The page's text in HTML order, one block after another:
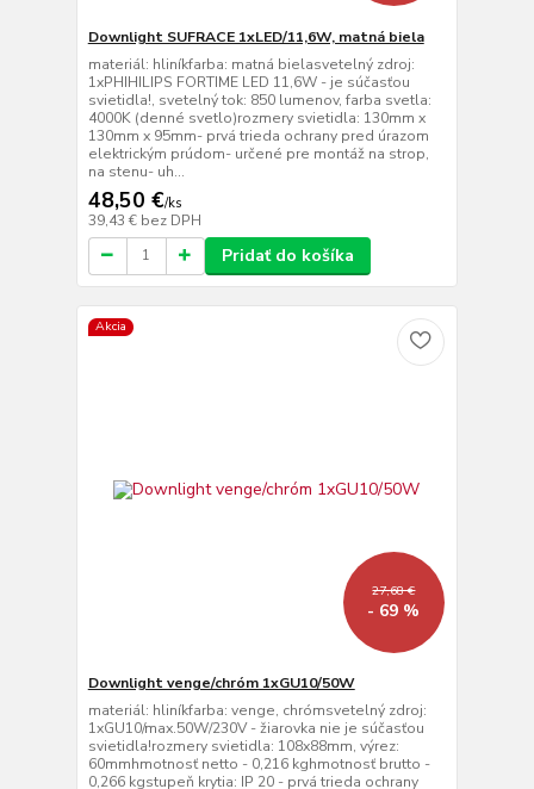
Downlight SUFRACE 1xLED/11,6W, matná biela
materiál: hliníkfarba: matná bielasvetelný zdroj:
1xPHIHILIPS FORTIME LED 11,6W - je súčasťou
svietidla!, svetelný tok: 850 lumenov, farba svetla:
4000K (denné svetlo)rozmery svietidla: 130mm x
130mm x 95mm- prvá trieda ochrany pred úrazom
elektrickým prúdom- určené pre montáž na strop,
na stenu- uh...
48,50 €/ks
39,43 € bez DPH
Pridať do košíka
Akcia
27,68 €
- 69 %
Downlight venge/chróm 1xGU10/50W
materiál: hliníkfarba: venge, chrómsvetelný zdroj:
1xGU10/max.50W/230V - žiarovka nie je súčasťou
svietidla!rozmery svietidla: 108x88mm, výrez:
60mmhmotnosť netto - 0,216 kghmotnosť brutto -
0,266 kgstupeň krytia: IP 20 - prvá trieda ochrany